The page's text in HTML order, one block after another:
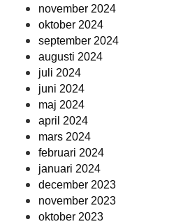
november 2024
oktober 2024
september 2024
augusti 2024
juli 2024
juni 2024
maj 2024
april 2024
mars 2024
februari 2024
januari 2024
december 2023
november 2023
oktober 2023